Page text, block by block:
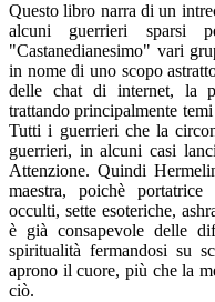
Questo libro narra di un
alcuni guerrieri sparsi
"Castanedianesimo" vari
in nome di uno scopo
delle chat di internet, la
trattando principalmente
Tutti i guerrieri che la
guerrieri, in alcuni casi
Attenzione. Quindi
maestra, poichè
occulti, sette esoteriche,
è già consapevole delle
spiritualità fermandosi su
aprono il cuore, più che la
ciò.